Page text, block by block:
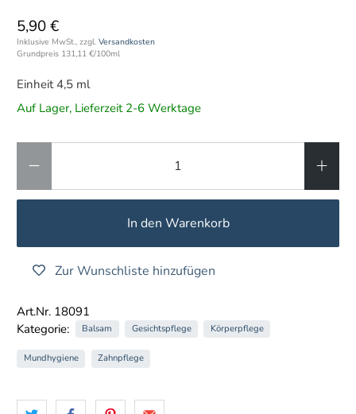
5,90 €
Inklusive MwSt., zzgl.Versandkosten
Grundpreis 131,11 €/100ml
Einheit 4,5 ml
Auf Lager, Lieferzeit 2-6 Werktage
In den Warenkorb
Zur Wunschliste hinzufügen
Art.Nr. 18091
Kategorie:
Balsam Gesichtspflege Körperpflege
Mundhygiene Zahnpflege